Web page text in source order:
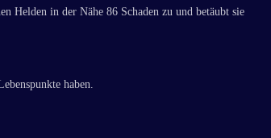
Helden in der Nähe 86 Schaden zu und betäubt sie
haben.